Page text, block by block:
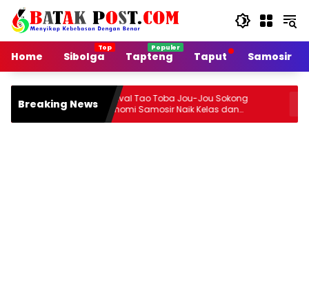
Langsung
konten
Home
Sibolga Tapteng Taput Samosir
Breaking News
Festival Tao Toba Jou-Jou Sokong
Ekonomi Samosir Naik Kelas dan
Pariwisata Menjadi Sumber Pertumbuhan